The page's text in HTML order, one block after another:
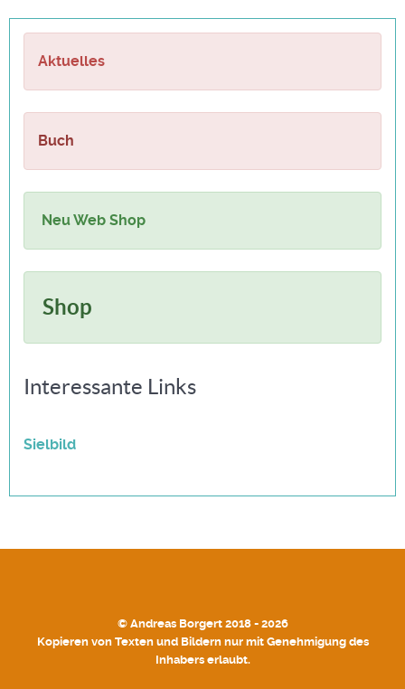
Aktuelles
Buch
Neu Web Shop
Shop
Interessante Links
Sielbild
© Andreas Borgert 2018 - 2026
Kopieren von Texten und Bildern nur mit Genehmigung des
Inhabers erlaubt.